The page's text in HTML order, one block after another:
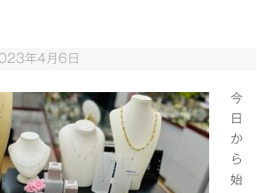
年4月6日
今
日
か
ら
始